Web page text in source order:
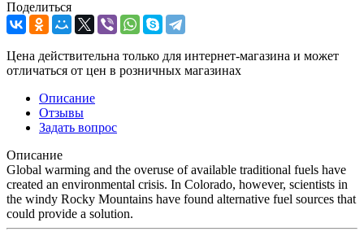
Поделиться
Цена действительна только для интернет-магазина и может
отличаться от цен в розничных магазинах
Описание
Отзывы
Задать вопрос
Описание
Global warming and the overuse of available traditional fuels have
created an environmental crisis. In Colorado, however, scientists in
the windy Rocky Mountains have found alternative fuel sources that
could provide a solution.